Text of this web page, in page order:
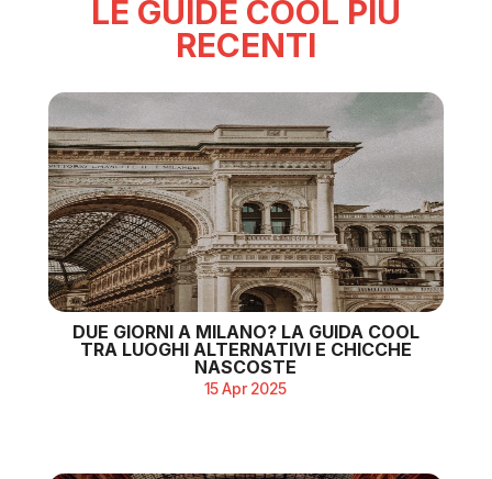
LE GUIDE COOL PIÙ
RECENTI
DUE GIORNI A MILANO? LA GUIDA COOL
TRA LUOGHI ALTERNATIVI E CHICCHE
NASCOSTE
15 Apr 2025